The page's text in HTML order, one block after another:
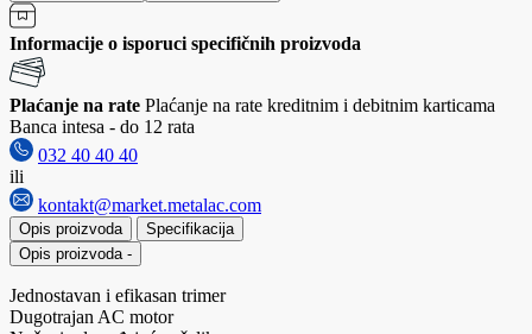
Informacije o isporuci specifičnih proizvoda
Plaćanje na rate Plaćanje na rate kreditnim i debitnim karticama
Banca intesa - do 12 rata
032 40 40 40
ili
kontakt@market.metalac.com
Opis proizvoda
Specifikacija
Opis proizvoda -
Jednostavan i efikasan trimer
Dugotrajan AC motor